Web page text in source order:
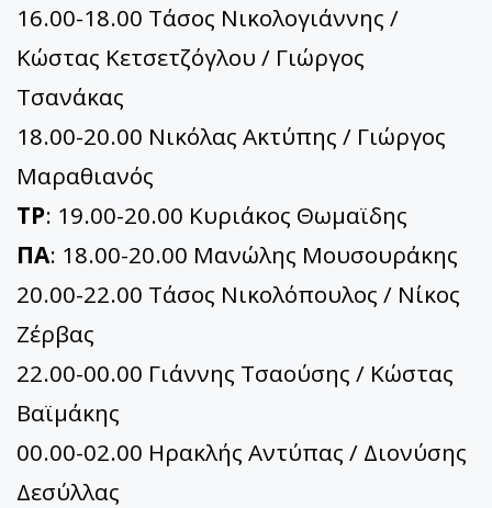
16.00-18.00 Τάσος Νικολογιάννης /
Κώστας Κετσετζόγλου / Γιώργος
Τσανάκας
18.00-20.00 Νικόλας Ακτύπης / Γιώργος
Μαραθιανός
ΤΡ: 19.00-20.00 Κυριάκος Θωμαϊδης
ΠΑ: 18.00-20.00 Μανώλης Μουσουράκης
20.00-22.00 Τάσος Νικολόπουλος / Νίκος
Ζέρβας
22.00-00.00 Γιάννης Τσαούσης / Κώστας
Βαϊμάκης
00.00-02.00 Ηρακλής Αντύπας / Διονύσης
Δεσύλλας